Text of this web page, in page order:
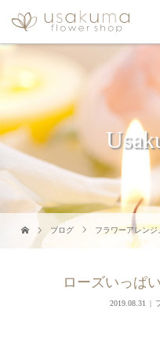
ブログ フラワーアレンジ
ローズいっぱ
2019.08.31